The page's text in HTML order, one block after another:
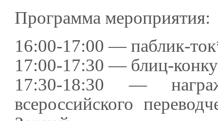
Программа мероприятия:
16:00-17:00 — паблик-
17:00-17:30 — блиц-
17:30-18:30 —
всероссийского